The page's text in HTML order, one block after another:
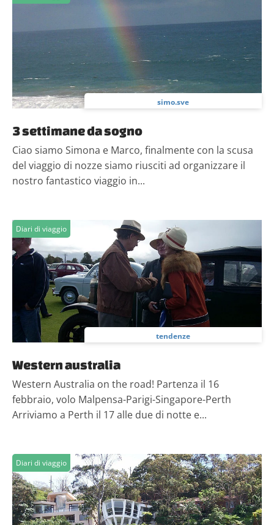
simo.sve
3 settimane da sogno
Ciao siamo Simona e Marco, finalmente con la scusa
del viaggio di nozze siamo riusciti ad organizzare il
nostro fantastico viaggio in...
Diari di viaggio
tendenze
Western australia
Western Australia on the road! Partenza il 16
febbraio, volo Malpensa-Parigi-Singapore-Perth
Arriviamo a Perth il 17 alle due di notte e...
Diari di viaggio